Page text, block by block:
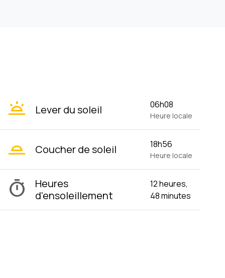
wb_twilight Lever du soleil 06h08
Heure locale
wb_twilight_2 Coucher de soleil 18h56
Heure locale
timer
Heures
d'ensoleillement
12 heures,
48 minutes